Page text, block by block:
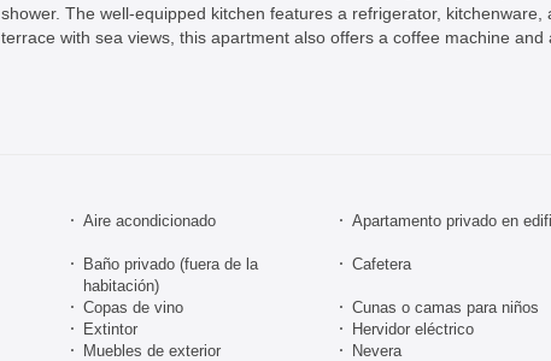
shower. The well-equipped kitchen features a refrigerator,
terrace with sea views, this apartment also offers a coffee machine and
Aire acondicionado Apartamento privado en
Baño privado (fuera de la
habitación)
Cafetera
Copas de vino Cunas o camas para niños
Extintor Hervidor eléctrico
Muebles de exterior Nevera